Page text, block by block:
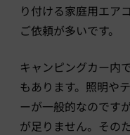
り付ける家庭用エア
ご依頼が多いです。
キャンピングカー内
もあります。照明や
ーが一般的なのです
が足りません。その